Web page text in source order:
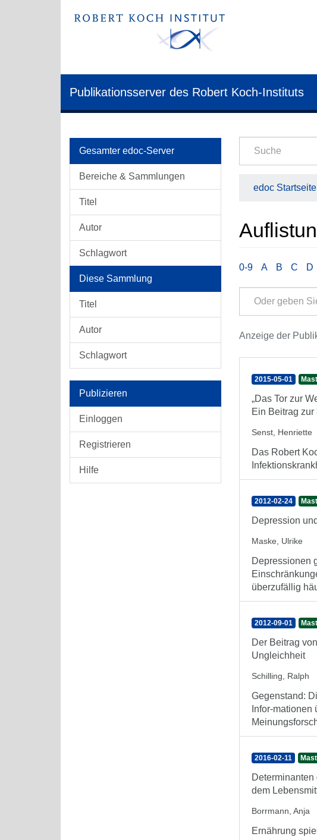
Publikationsserver des Robert Koch-Instituts
Gesamter edoc-Server
Bereiche & Sammlungen
Titel
Autor
Schlagwort
Diese Sammlung
Titel
Autor
Schlagwort
Publizieren
Einloggen
Registrieren
Hilfe
edoc Startseite
0-9 A B C D
Anzeige der
2015-05-01
„Das Tor zur
Ein Beitrag
Senst, Henriette
Das Robert
2012-02-24
Depression
Maske, Ulrike
Depressionen
überzufällig
2012-09-01
Der Beitrag
Ungleichheit
Schilling, Ralph
Gegenstand:
Infor-
2016-02-11
dem
Borrmann, Anja
Ernährung